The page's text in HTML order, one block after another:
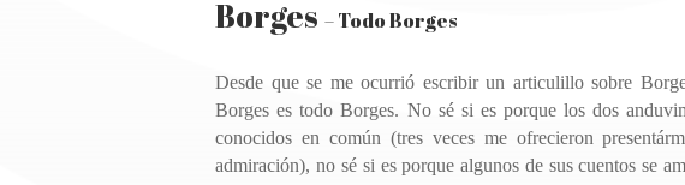
Borges–Todo Borges
Desde que se me ocurrió escribir un articulillo sobre
Borges es todo Borges. No sé si es porque los dos
conocidos en común (tres veces me ofrecieron
admiración), no sé si es porque algunos de sus cuentos se